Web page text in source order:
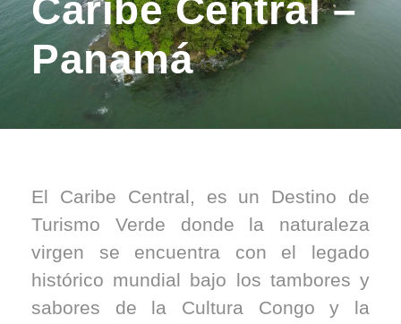
Caribe Central –
Panamá
El Caribe Central, es un Destino de
Turismo Verde donde la naturaleza
virgen se encuentra con el legado
histórico mundial bajo los tambores y
sabores de la Cultura Congo y la